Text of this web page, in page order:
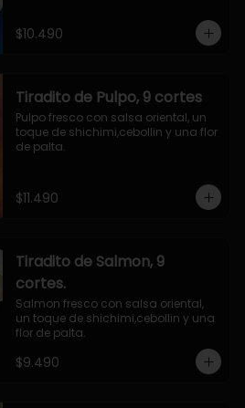
$10.490
Tiradito de Pulpo, 9 cortes
Pulpo fresco con salsa oriental, un
toque de shichimi,cebollin y una flor
de palta.
$11.490
Tiradito de Salmon, 9
cortes.
Salmon fresco con salsa oriental,
un toque de shichimi,cebollin y una
flor de palta.
$9.490